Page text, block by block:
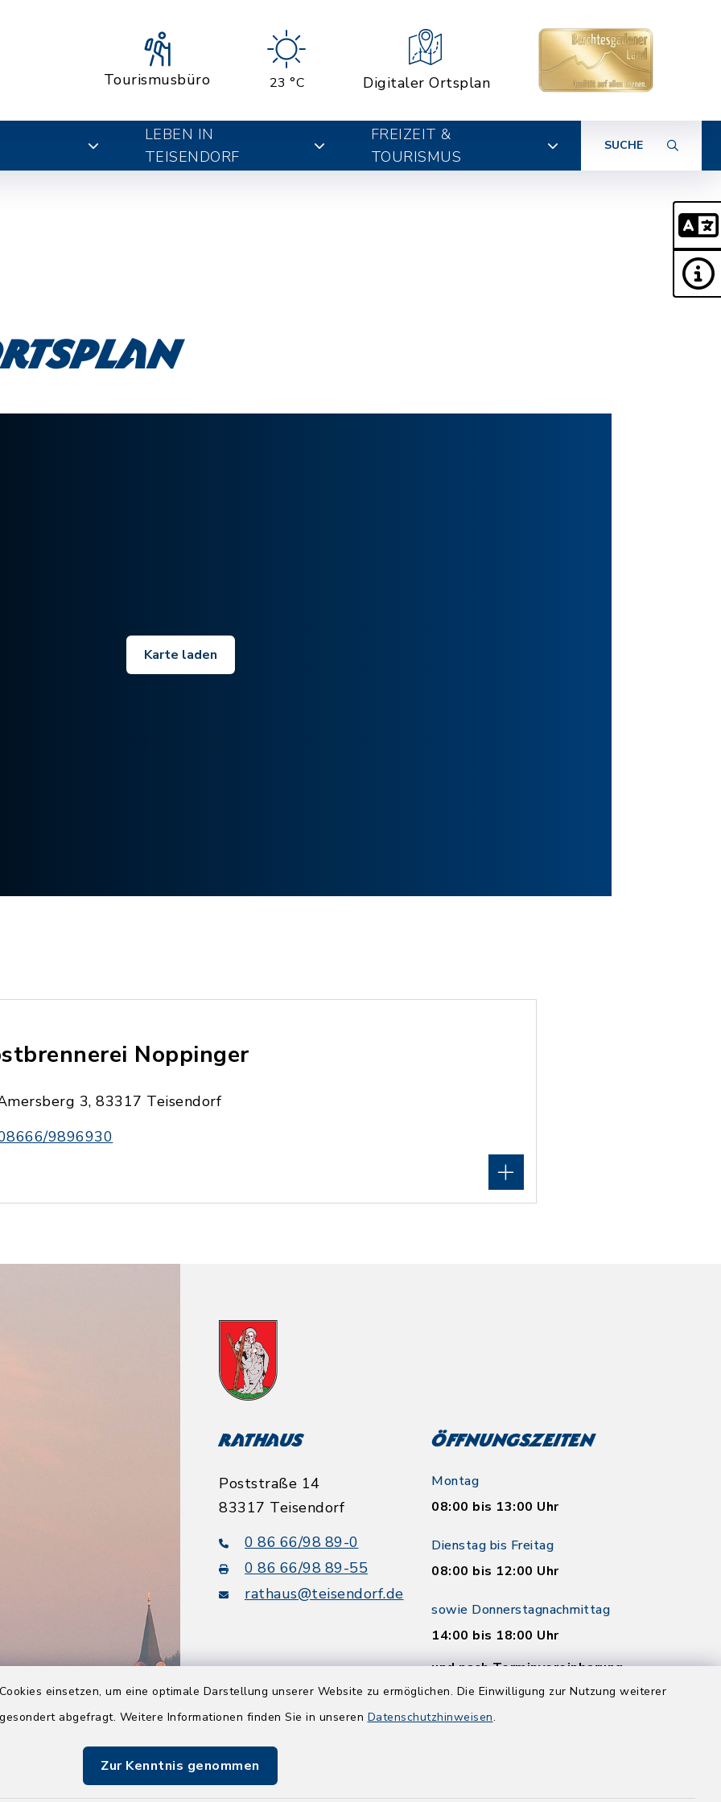
einsetzen, um eine optimale Darstellung unserer Website zu ermöglichen. Die Einwilligung zur Nutzung weiterer
abgefragt. Weitere Informationen finden Sie in unseren Datenschutzhinweisen.
Zur Kenntnis genommen
Tourismusbüro 23 °C Digitaler Ortsplan
LEBEN IN
TEISENDORF
FREIZEIT &
TOURISMUS
SUCHE
Karte laden
Noppinger
3, 83317 Teisendorf
9896930
Rathaus
Poststraße 14
83317 Teisendorf
0 86 66/98 89-0
0 86 66/98 89-55
rathaus@teisendorf.de
Öffnungszeiten
Montag
08:00 bis 13:00 Uhr
Dienstag bis Freitag
08:00 bis 12:00 Uhr
sowie Donnerstagnachmittag
14:00 bis 18:00 Uhr
und nach Terminvereinbarung
Quicklinks
BayernPortal